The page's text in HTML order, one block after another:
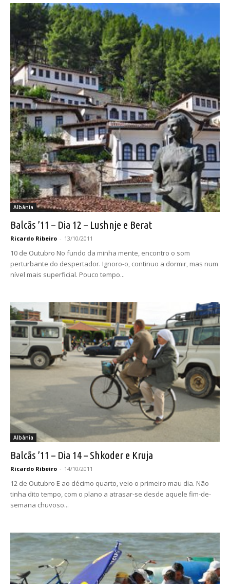
Albânia
Balcãs ’11 – Dia 12 – Lushnje e Berat
Ricardo Ribeiro - 13/10/2011
10 de Outubro No fundo da minha mente, encontro o som
perturbante do despertador. Ignoro-o, continuo a dormir, mas num
nível mais superficial. Pouco tempo...
Albânia
Balcãs ’11 – Dia 14 – Shkoder e Kruja
Ricardo Ribeiro - 14/10/2011
12 de Outubro E ao décimo quarto, veio o primeiro mau dia. Não
tinha dito tempo, com o plano a atrasar-se desde aquele fim-de-
semana chuvoso...